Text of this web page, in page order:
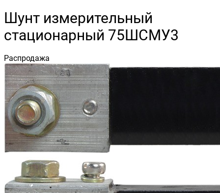
Шунт измерительный
стационарный 75ШСМУ3
Распродажа